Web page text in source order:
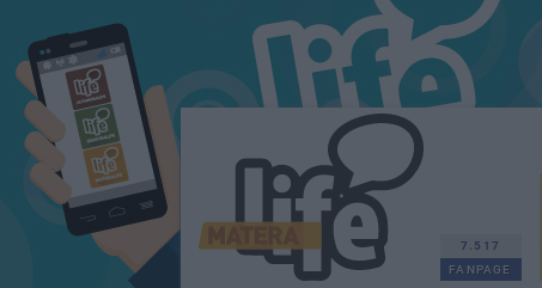
7.517
FANPAGE